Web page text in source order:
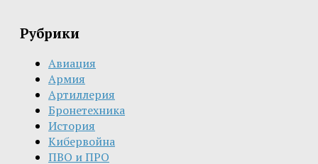
Рубрики
Авиация
Армия
Артиллерия
Бронетехника
История
Кибервойна
ПВО и ПРО